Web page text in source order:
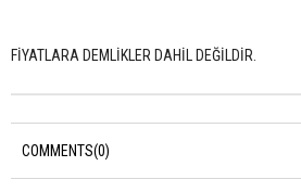
FİYATLARA DEMLİKLER DAHİL DEĞİLDİR.
COMMENTS(0)